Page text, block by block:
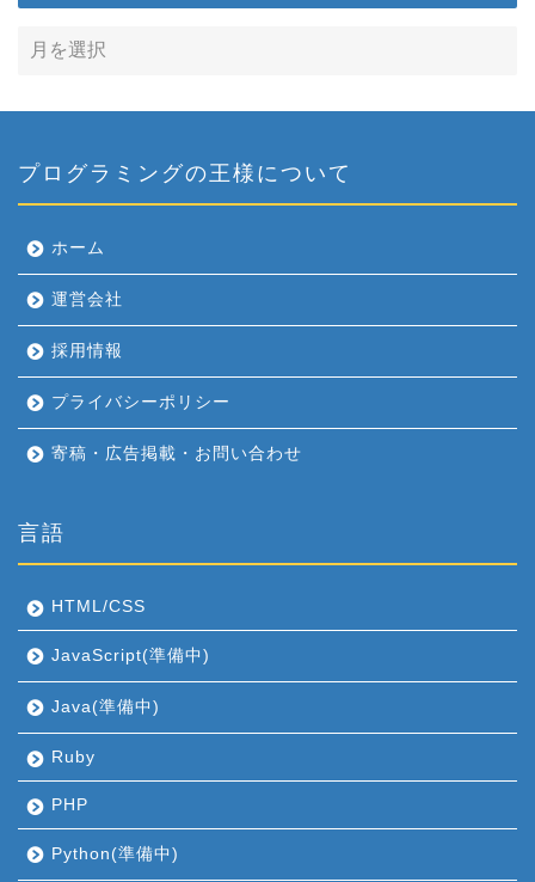
プログラミングの王様について
ホーム
運営会社
採用情報
プライバシーポリシー
寄稿・広告掲載・お問い合わせ
言語
HTML/CSS
JavaScript(準備中)
Java(準備中)
Ruby
PHP
Python(準備中)